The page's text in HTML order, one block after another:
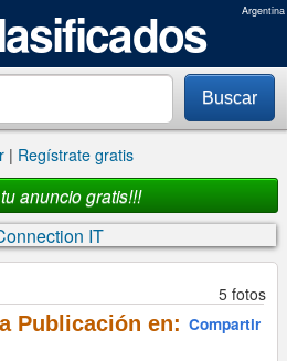
Argentina
Buscar
| Regístrate gratis
anuncio gratis!!!
5 fotos
Compartir
Publicación en: